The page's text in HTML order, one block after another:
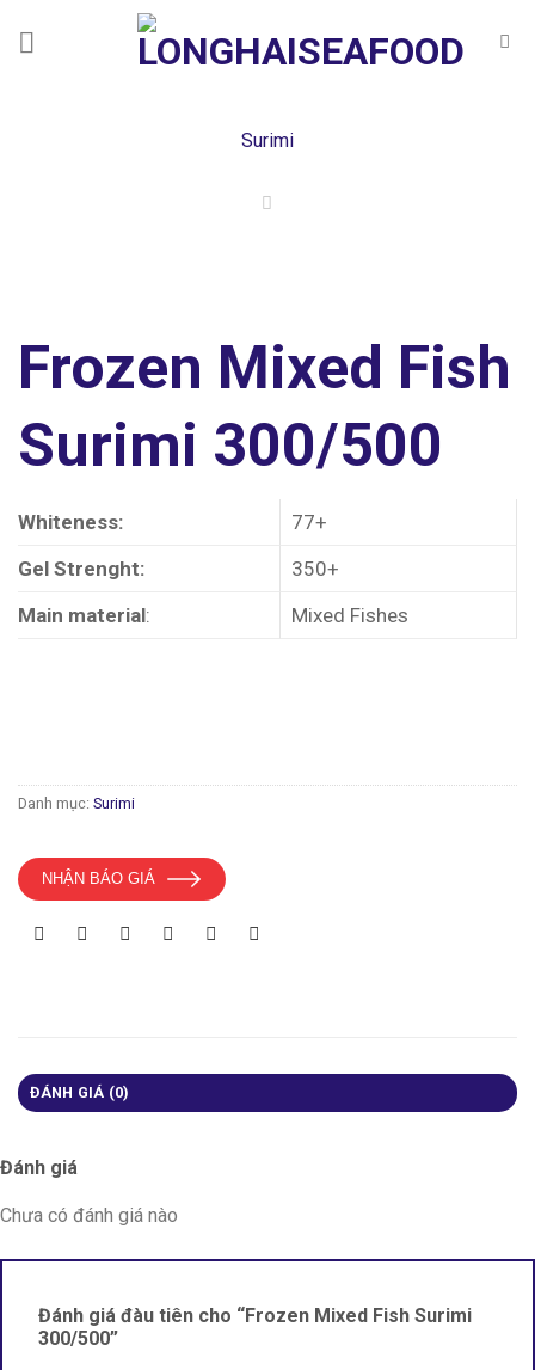
Surimi
Frozen Mixed Fish
Surimi 300/500
Whiteness:
77+
Gel Strenght:
350+
Main material: Mixed Fishes
Danh mục: Surimi
NHẬN BÁO GIÁ
ĐÁNH GIÁ (0)
Đánh giá
Chưa có đánh giá nào
Đánh giá đàu tiên cho “Frozen Mixed Fish Surimi
300/500”